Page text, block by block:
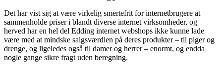
Det har vist sig at være virkelig smertefrit for internetbrugere at
sammenholde priser i blandt diverse internet virksomheder, og
herved har en hel del Edding internet webshops ikke kunne lade
være med at mindske salgsværdien på deres produkter – til piger og
drenge, og ligeledes også til damer og herrer – enormt, og endda
nogle gange sikre fragt uden beregning.